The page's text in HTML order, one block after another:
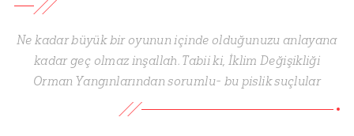
Ne kadar büyük bir oyunun içinde olduğunuzu anlayana
kadar geç olmaz inşallah. Tabii ki, İklim Değişikliği
Orman Yangınlarından sorumlu- bu pislik suçlular